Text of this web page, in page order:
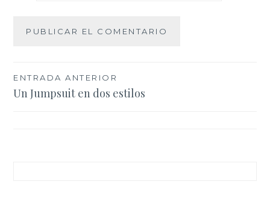
Navegación
de
ENTRADA ANTERIOR
Un Jumpsuit en dos estilos